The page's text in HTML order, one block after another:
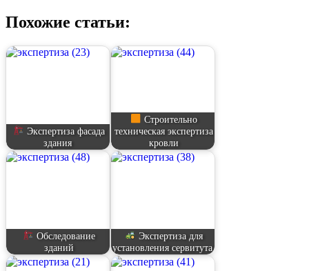
Похожие статьи:
Экспертиза фасада
здания
Строительно
техническая экспертиза
кровли
Обследование
зданий
Экспертиза для
установления сервитута